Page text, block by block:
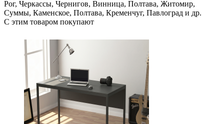
Рог, Черкассы, Чернигов, Винница, Полтава, Житомир,
Суммы, Каменское, Полтава, Кременчуг, Павлоград и др.
С этим товаром покупают